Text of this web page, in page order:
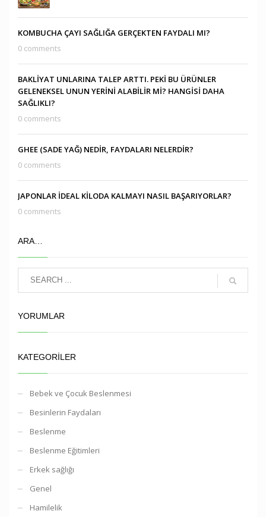
KOMBUCHA ÇAYI SAĞLIĞA GERÇEKTEN FAYDALI MI?
0 comments
BAKLİYAT UNLARINA TALEP ARTTI. PEKİ BU ÜRÜNLER
GELENEKSEL UNUN YERİNİ ALABİLİR Mİ? HANGİSİ DAHA
SAĞLIKLI?
0 comments
GHEE (SADE YAĞ) NEDİR, FAYDALARI NELERDİR?
0 comments
JAPONLAR İDEAL KİLODA KALMAYI NASIL BAŞARIYORLAR?
0 comments
ARA…
YORUMLAR
KATEGORILER
Bebek ve Çocuk Beslenmesi
Besinlerin Faydaları
Beslenme
Beslenme Eğitimleri
Erkek sağlığı
Genel
Hamilelik